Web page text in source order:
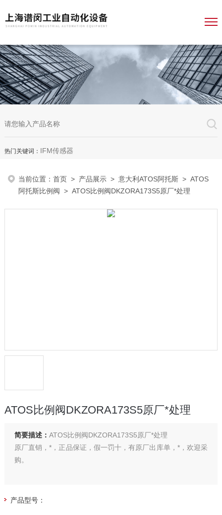
热门关键词： IFM传感器
当前位置：首页 > 产品展示 >意大利ATOS阿托斯 >ATOS
阿托斯比例阀 > ATOS比例阀DKZORA173S5原厂*处理
ATOS比例阀DKZORA173S5原厂*处理
简要描述： ATOS比例阀DKZORA173S5原厂*处理
原厂直销，*，正品保证，假一罚十，有原厂出库单，*，欢迎采
购。
产品型号：